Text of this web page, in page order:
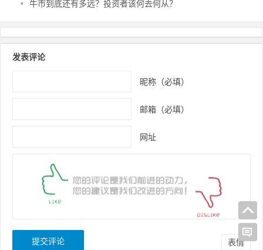
• 牛市到底还有多远？投资者该何去何从？
发表评论
昵称（必填）
邮箱（必填）
网址
表情